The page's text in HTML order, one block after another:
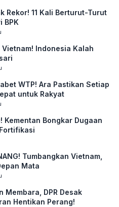
Rekor! 11 Kali Berturut-Turut
BPK
Indonesia Kalah
WTP! Ara Pastikan Setiap
untuk Rakyat
Kementan Bongkar Dugaan
Tumbangkan Vietnam,
Mata
Membara, DPR Desak
Hentikan Perang!